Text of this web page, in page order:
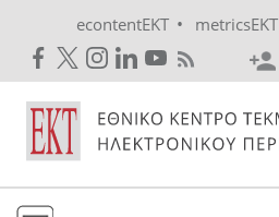
econtentEKT • metricsEKT